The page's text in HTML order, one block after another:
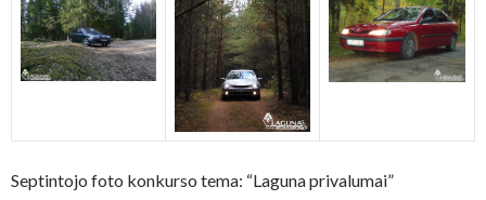
Septintojo foto konkurso tema: “Laguna privalumai”